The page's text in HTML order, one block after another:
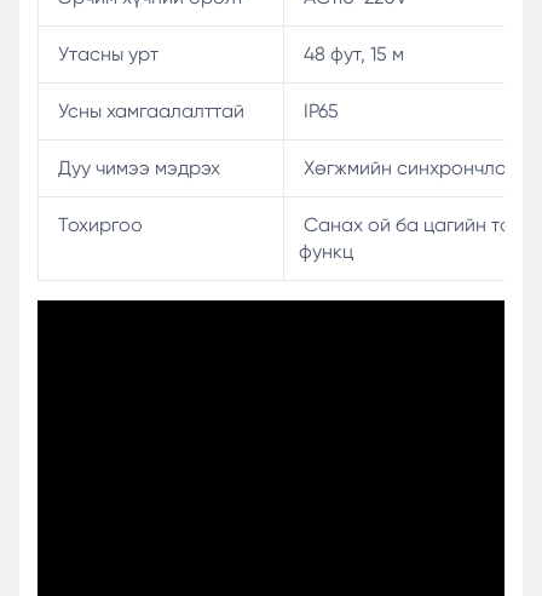
Утасны урт 48 фут, 15 м
Усны хамгаалалттай IP65
Дуу чимээ мэдрэх Хөгжмийн
Тохиргоо
Санах ой ба цагийн
функц